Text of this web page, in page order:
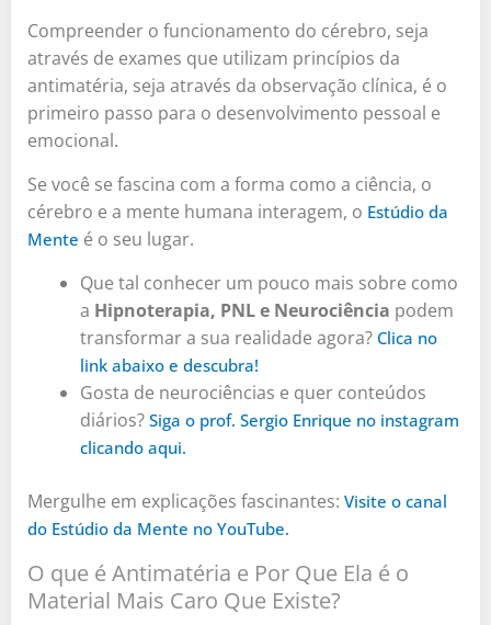
Compreender o funcionamento do cérebro, seja
através de exames que utilizam princípios da
antimatéria, seja através da observação clínica, é o
primeiro passo para o desenvolvimento pessoal e
emocional.
Se você se fascina com a forma como a ciência, o
cérebro e a mente humana interagem, o Estúdio da
Mente é o seu lugar.
Que tal conhecer um pouco mais sobre como
a Hipnoterapia, PNL e Neurociência podem
transformar a sua realidade agora? Clica no
link abaixo e descubra!
Gosta de neurociências e quer conteúdos
diários? Siga o prof. Sergio Enrique no instagram
clicando aqui.
Mergulhe em explicações fascinantes: Visite o canal
do Estúdio da Mente no YouTube.
O que é Antimatéria e Por Que Ela é o
Material Mais Caro Que Existe?